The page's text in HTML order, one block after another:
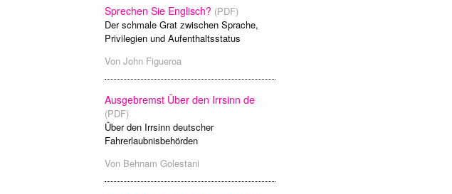
Sprechen Sie Englisch? (PDF)
Der schmale Grat zwischen Sprache,
Privilegien und Aufenthaltsstatus
Von John Figueroa
Ausgebremst Über den Irrsinn de
(PDF)
Über den Irrsinn deutscher
Fahrerlaubnisbehörden
Von Behnam Golestani